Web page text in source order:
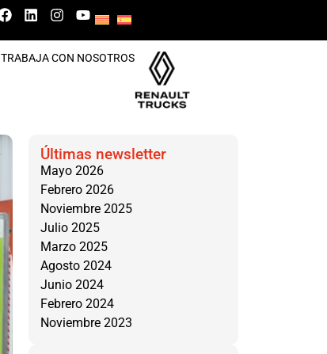
TRABAJA CON NOSOTROS
Últimas newsletter
Mayo 2026
Febrero 2026
Noviembre 2025
Julio 2025
Marzo 2025
Agosto 2024
Junio 2024
Febrero 2024
Noviembre 2023